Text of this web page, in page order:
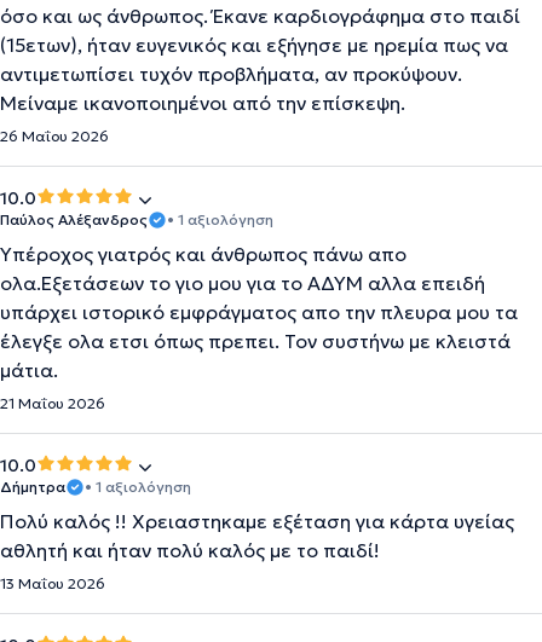
όσο και ως άνθρωπος. Έκανε καρδιογράφημα στο παιδί
(15ετων), ήταν ευγενικός και εξήγησε με ηρεμία πως να
αντιμετωπίσει τυχόν προβλήματα, αν προκύψουν.
Μείναμε ικανοποιημένοι από την επίσκεψη.
26 Μαΐου 2026
10.0
Παύλος Αλέξανδρος • 1 αξιολόγηση
Υπέροχος γιατρός και άνθρωπος πάνω απο
ολα.Εξετάσεων το γιο μου για το ΑΔΥΜ αλλα επειδή
υπάρχει ιστορικό εμφράγματος απο την πλευρα μου τα
έλεγξε ολα ετσι όπως πρεπει. Τον συστήνω με κλειστά
μάτια.
21 Μαΐου 2026
10.0
Δήμητρα • 1 αξιολόγηση
Πολύ καλός !! Χρειαστηκαμε εξέταση για κάρτα υγείας
αθλητή και ήταν πολύ καλός με το παιδί!
13 Μαΐου 2026